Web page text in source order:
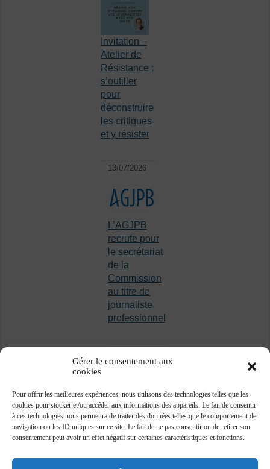
Gérer le consentement aux
cookies
Pour offrir les meilleures expériences, nous utilisons des technologies telles que les
cookies pour stocker et/ou accéder aux informations des appareils. Le fait de consentir
à ces technologies nous permettra de traiter des données telles que le comportement de
navigation ou les ID uniques sur ce site. Le fait de ne pas consentir ou de retirer son
consentement peut avoir un effet négatif sur certaines caractéristiques et fonctions.
Invitation –
Atelier de
Résistance :
s’outiller
pour
déconstruire
les critiques
et y résister
13/07/2026
L’AGJPB
recrute pour
le secrétariat
de la
Commission
au titre de
journaliste
professionnel